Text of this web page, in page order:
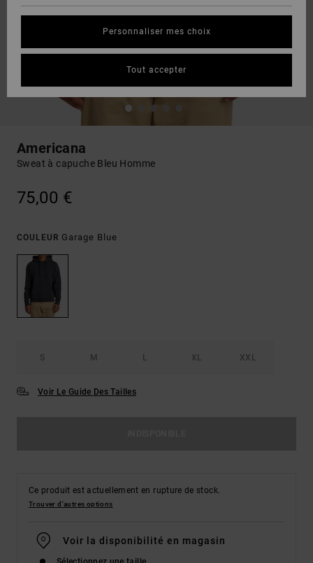
Americana
Sweat à capuche Bleu Homme
75,00 €
COULEUR Garage Blue
S M L XL XXL
Voir Le Guide Des Tailles
Ce produit est actuellement en rupture de stock.
Trouver d'autres options
Voir la disponibilité en magasin
Personnaliser mes choix
Tout accepter